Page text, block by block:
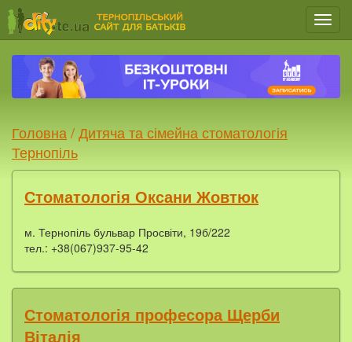
Меню
Головна /Дитяча та сімейна стоматологія
Тернопіль
Стоматологія Оксани Жовтюк
м. Тернопіль бульвар Просвіти, 19б/222
тел.: +38(067)937-95-42
Стоматологія професора Щерби
Віталія